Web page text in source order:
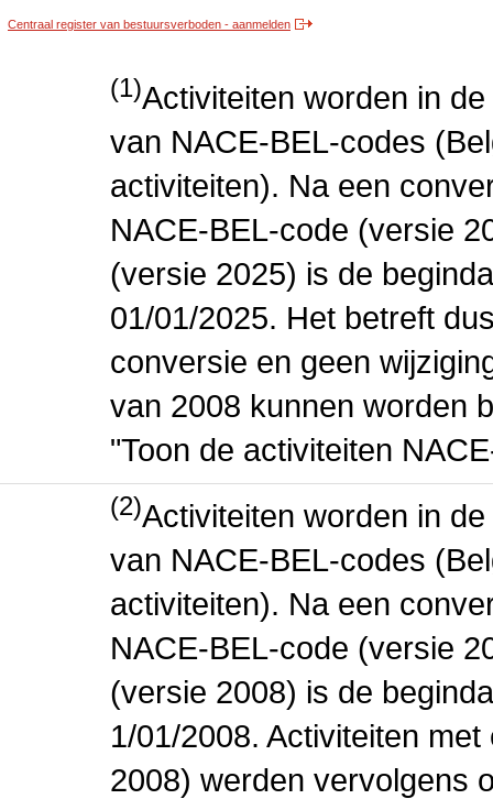
Centraal register van bestuursverboden - aanmelden
(1)Activiteiten worden in
van NACE-BEL-codes
activiteiten). Na een
NACE-BEL-code (versie
(versie 2025) is de
01/01/2025. Het betreft
conversie en geen
van 2008 kunnen worden
"Toon de activiteiten
(2)Activiteiten worden in
van NACE-BEL-codes
activiteiten). Na een
NACE-BEL-code (versie
(versie 2008) is de
1/01/2008. Activiteiten
2008) werden vervolgens